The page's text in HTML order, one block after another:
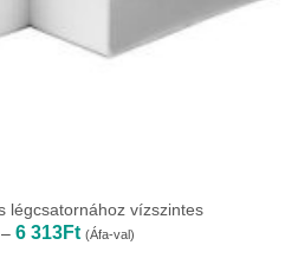
légcsatornához vízszintes
– 6 313FtÁrtartomány:
1
(Áfa-val)